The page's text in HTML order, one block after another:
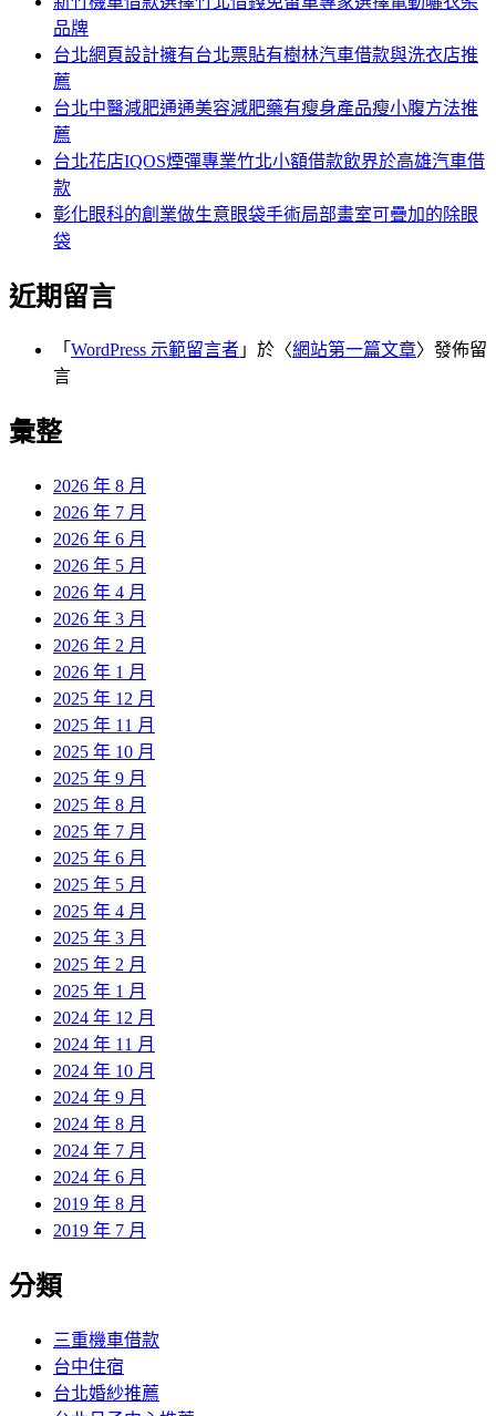
品牌
台北網頁設計擁有台北票貼有樹林汽車借款與洗衣店推
薦
台北中醫減肥通通美容減肥藥有瘦身產品瘦小腹方法推
薦
台北花店IQOS煙彈專業竹北小額借款飲界於高雄汽車借
款
彰化眼科的創業做生意眼袋手術局部畫室可疊加的除眼
袋
近期留言
「 WordPress 示範留言者 」於〈網站第一篇文章〉發佈留
言
彙整
2026 年 8 月
2026 年 7 月
2026 年 6 月
2026 年 5 月
2026 年 4 月
2026 年 3 月
2026 年 2 月
2026 年 1 月
2025 年 12 月
2025 年 11 月
2025 年 10 月
2025 年 9 月
2025 年 8 月
2025 年 7 月
2025 年 6 月
2025 年 5 月
2025 年 4 月
2025 年 3 月
2025 年 2 月
2025 年 1 月
2024 年 12 月
2024 年 11 月
2024 年 10 月
2024 年 9 月
2024 年 8 月
2024 年 7 月
2024 年 6 月
2019 年 8 月
2019 年 7 月
分類
三重機車借款
台中住宿
台北婚紗推薦